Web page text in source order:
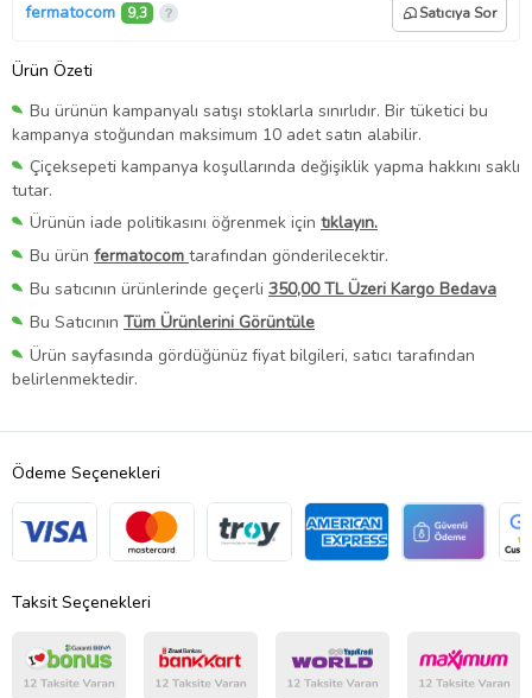
fermatocom 9,3 Satıcıya Sor
Ürün Özeti
Bu ürünün kampanyalı satışı stoklarla sınırlıdır. Bir tüketici bu
kampanya stoğundan maksimum 10 adet satın alabilir.
Çiçeksepeti kampanya koşullarında değişiklik yapma hakkını saklı
tutar.
Ürünün iade politikasını öğrenmek için tıklayın.
Bu ürün fermatocom tarafından gönderilecektir.
Bu satıcının ürünlerinde geçerli 350,00 TL Üzeri Kargo Bedava
Bu Satıcının Tüm Ürünlerini Görüntüle
Ürün sayfasında gördüğünüz fiyat bilgileri, satıcı tarafından
belirlenmektedir.
Ödeme Seçenekleri
Taksit Seçenekleri